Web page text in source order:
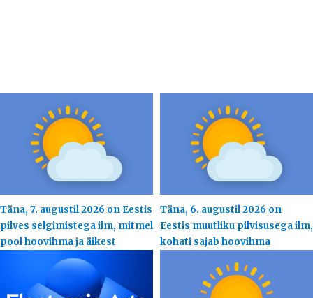
Täna, 7. augustil 2026 on Eestis
pilves selgimistega ilm, mitmel
pool hoovihma ja äikest
Täna, 6. augustil 2026 on
Eestis muutliku pilvisusega ilm,
kohati sajab hoovihma